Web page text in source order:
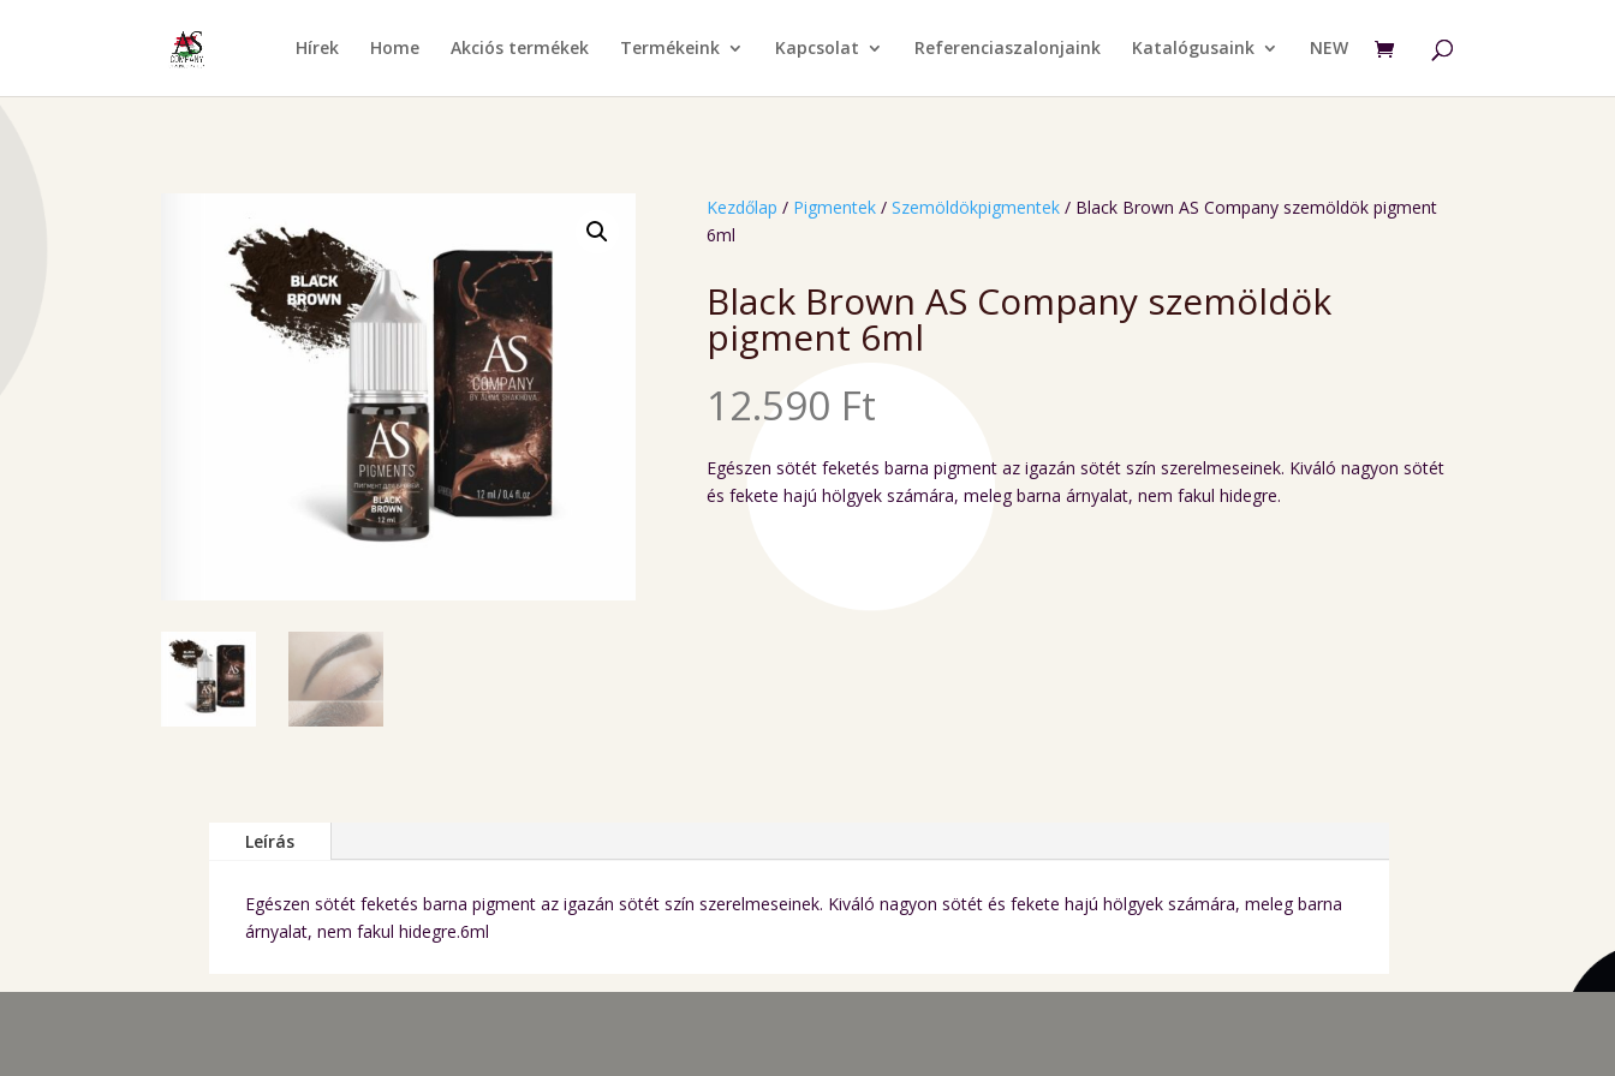
Hírek Home Akciós termékek Termékeink Kapcsolat Referenciaszalonjaink Katalógusaink NEW
Kezdőlap / Pigmentek /Szemöldökpigmentek / Black Brown AS Company szemöldök pigment
6ml
Black Brown AS Company szemöldök
pigment 6ml
12.590 Ft
Egészen sötét feketés barna pigment az igazán sötét szín szerelmeseinek. Kiváló nagyon sötét
és fekete hajú hölgyek számára, meleg barna árnyalat, nem fakul hidegre.
Leírás
Egészen sötét feketés barna pigment az igazán sötét szín szerelmeseinek. Kiváló nagyon sötét és fekete hajú hölgyek számára, meleg barna
árnyalat, nem fakul hidegre.6ml